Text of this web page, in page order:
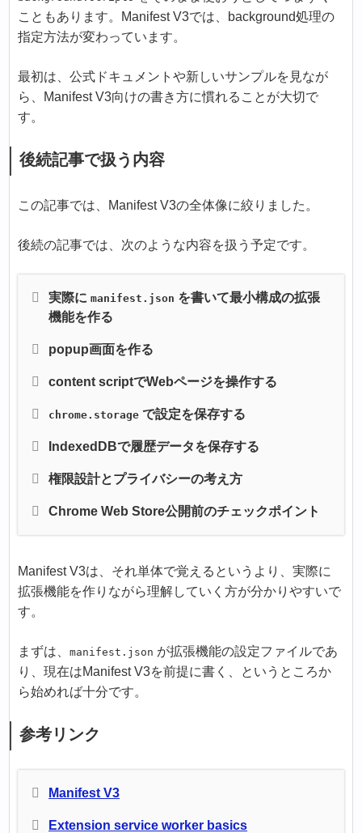
こともあります。Manifest V3では、background処理の
指定方法が変わっています。
最初は、公式ドキュメントや新しいサンプルを見なが
ら、Manifest V3向けの書き方に慣れることが大切で
す。
後続記事で扱う内容
この記事では、Manifest V3の全体像に絞りました。
後続の記事では、次のような内容を扱う予定です。
実際に manifest.json を書いて最小構成の拡張
機能を作る
popup画面を作る
content scriptでWebページを操作する
chrome.storage で設定を保存する
IndexedDBで履歴データを保存する
権限設計とプライバシーの考え方
Chrome Web Store公開前のチェックポイント
Manifest V3は、それ単体で覚えるというより、実際に
拡張機能を作りながら理解していく方が分かりやすいで
す。
まずは、manifest.json が拡張機能の設定ファイルであ
り、現在はManifest V3を前提に書く、というところか
ら始めれば十分です。
参考リンク
Manifest V3
Extension service worker basics